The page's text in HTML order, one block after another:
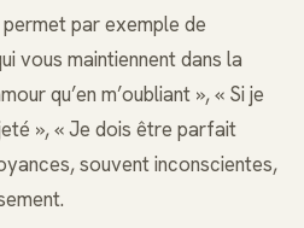
permet par exemple de
vous maintiennent dans la
qu’en m’oubliant », « Si je
», « Je dois être parfait
souvent inconscientes,